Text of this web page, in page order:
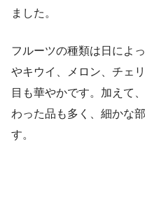
ました。
フルーツの種類は日によ
やキウイ、メロン、チェ
目も華やかです。加えて
わった品も多く、細かな
す。